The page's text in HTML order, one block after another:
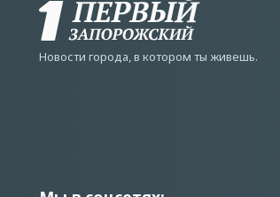
Новости города, в котором ты живешь.